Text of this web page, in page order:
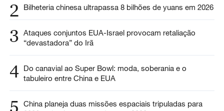
2 Bilheteria chinesa ultrapassa 8 bilhões de yuans em 2026
3 Ataques conjuntos EUA-Israel provocam retaliação
“devastadora” do Irã
4 Do canavial ao Super Bowl: moda, soberania e o
tabuleiro entre China e EUA
5
China planeja duas missões espaciais tripuladas para